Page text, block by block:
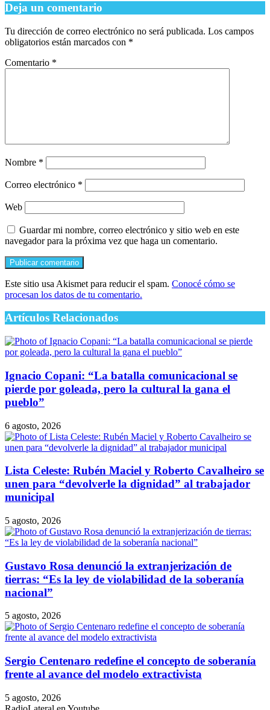
Deja un comentario
Tu dirección de correo electrónico no será publicada. Los campos
obligatorios están marcados con *
Comentario *
Nombre *
Correo electrónico *
Web
Guardar mi nombre, correo electrónico y sitio web en este
navegador para la próxima vez que haga un comentario.
Este sitio usa Akismet para reducir el spam. Conocé cómo se
procesan los datos de tu comentario.
Artículos Relacionados
Ignacio Copani: “La batalla comunicacional se
pierde por goleada, pero la cultural la gana el
pueblo”
6 agosto, 2026
Lista Celeste: Rubén Maciel y Roberto Cavalheiro se
unen para “devolverle la dignidad” al trabajador
municipal
5 agosto, 2026
Gustavo Rosa denunció la extranjerización de
tierras: “Es la ley de violabilidad de la soberanía
nacional”
5 agosto, 2026
Sergio Centenaro redefine el concepto de soberanía
frente al avance del modelo extractivista
5 agosto, 2026